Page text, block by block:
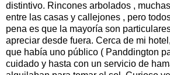
distintivo. Rincones arbolados ,
entre las casas y callejones , pero
pena es que la mayoría son
apreciar desde fuera. Cerca de mi
que había uno público ( Panddington
cuidado y hasta con un servicio de